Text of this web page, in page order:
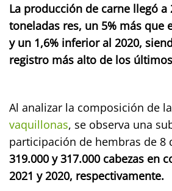
La producción de carne llegó a
toneladas res, un 5% más que
y un 1,6% inferior al 2020,
registro más alto de los
Al analizar la composición de
vaquillonas, se observa una
participación de hembras de 8
319.000 y 317.000 cabezas en
2021 y 2020, respectivamente.